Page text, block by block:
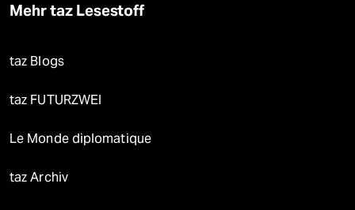
Mehr taz Lesestoff
taz Blogs
taz FUTURZWEI
Le Monde diplomatique
taz Archiv